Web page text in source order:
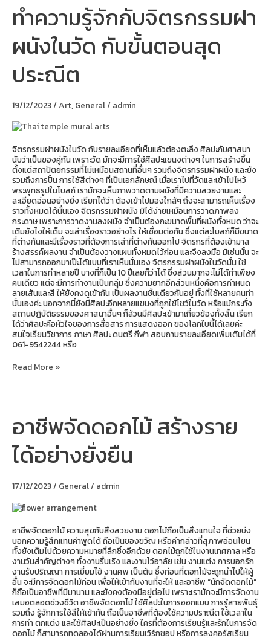
ทำความรู้จักกับจิตรกรรมฝา
ผนังในวัด กับขั้นตอนสุด
ประณีต
19/12/2023/Art, General/ admin
จิตรกรรมฝาผนังในวัด กับรายละเอียดที่เห็นแล้วต้องตะลึง ศิลปะกับศาสนา
นับว่าเป็นของคู่กัน เพราะวัด มักจะมีการใช้ศิลปะแขนงต่างๆ ในการสร้างขึ้น
ตั้งแต่สถาปัตยกรรมที่ไม่เหมือนสถานที่อื่นๆ รวมถึงจิตรกรรมฝาผนัง และยัง
รวมถึงการปั้น การใช้สีต่างๆ ที่เป็นเอกลักษณ์ เมื่อเราไปที่วัดและเข้าไปไหว้
พระพุทธรูปในโบสถ์ เรามักจะเห็นภาพวาดตามผนังที่มีความสวยงามและ
ละเอียดอ่อนอย่างยิ่ง เรียกได้ว่า ต้องเข้าไปมองใกล้ๆ ถึงจะสามารถเห็นเรื่อง
ราวทั้งหมดได้นั่นเอง จิตรกรรมฝาผนัง มิได้ง่ายเหมือนการวาดภาพลง
กระดาษ เพราะการวาดงานลงผนัง จำเป็นต้องกะขนาดพื้นที่ผนังทั้งหมด ว่าจะ
เติมยังไงให้เต็ม จะเล่าเรื่องราวอย่างไร ให้เชื่อมต่อกัน ซึ่งแต่ละโบสถ์ก็มีขนาด
ที่ต่างกันและมีเรื่องราวที่ต้องการเล่าที่ต่างกันออกไป จิตรกรที่ต้องเข้ามาส
ร้างสรรค์ผลงาน จำเป็นต้องวางแผนทั้งหมดไว้ก่อน และจึงลงมือ มิเช่นนั้น จะ
ไม่สามารถออกมาเป๊ะได้แบบที่เราเห็นนั่นเอง จิตรกรรมฝาผนังในวัดนั้น ใช้
เวลาในการทำหลายปี บางที่ก็เป็น 10 ปีเลยก็ว่าได้ ซึ่งส่วนมากจะไม่ได้ทำเพียง
คนเดียว แต่จะมีการทำงานเป็นกลุ่ม ซึ่งความยากอีกส่วนหนึ่งคือการกำหนด
ลายเส้นและสี ให้ยังคงดูเข้ากัน เป็นผลงานชิ้นเดียวกันอยู่ ทั้งที่ใช้หลายคนทำ
นั่นเองค่ะ นอกจากนี้ยังมีศิลปะอีกหลายแขนงที่ถูกใช้โชว์ในวัด หรือแม้กระทั่ง
สถานปฏิบัติธรรมของศาสนาอื่นๆ ก็ล้วนมีศิลปะเข้ามาเกี่ยวข้องทั้งสิ้น เรียก
ได้ว่าศิลปะคือหัวใจของการสื่อสาร การแสดงออก ของโลกใบนี้ได้เลยค่ะ
สนใจเรียนวิชาการ ภาษา ศิลปะ ดนตรี กีฬา สอบถามรายละเอียดเพิ่มเติมได้ที่
061-9542244 หรือ
ทำความ
รู้จัก
กับ
จิตรกรรม
ฝา
ใน
วัด
ขั้น
ตอน
สุด
ประณีต
Read More »
อาชีพจัดดอกไม้ สร้างราย
ได้อย่างยั่งยืน
17/12/2023/ General/ admin
อาชีพจัดดอกไม้ ความสุขกับสิ่งสวยงาม ดอกไม้ถือเป็นสิ่งแทนใจ ที่ช่วยบ่ง
บอกความรู้สึกแทนคำพูดได้ ถือเป็นของขวัญ หรือคำกล่าวที่สุภาพอ่อนโยน
ทั้งยังเต็มไปด้วยความหมายที่ลึกซึ้งอีกด้วย ดอกไม้ถูกใช้ในงานเทศกาล หรือ
งานวันสำคัญต่างๆ ทั้งงานรื่นเริง และงานไว้อาลัย เช่น งานแต่ง การบอกรัก
งานรับปริญญา การเยี่ยมไข้ งานศพ เป็นต้น ซึ่งก่อนที่ดอกไม้จะถูกนำไปให้ผู้
อื่น จะมีการจัดดอกไม้ก่อน เพื่อให้เข้ากับงานที่จะให้ และอาชีพ “นักจัดดอกไม้”
ก็ถือเป็นอาชีพที่มีมานาน และยังคงต้องมีอยู่ต่อไป เพราะเรามักจะมีการจัดงาน
เสมอตลอดช่วงชีวิต อาชีพจัดดอกไม้ ใช้ศิลปะในการออกแบบ การรู้สายพันธุ์
รวมถึง รู้จักการใช้สีให้เข้ากัน ถือเป็นอาชีพที่ต้องใช้ความปราณีต ใช้เวลาใน
การทำ ตกแต่ง และใช้ศิลปะเป็นอย่างยิ่ง ใครที่ต้องการเรียนรู้และรักในการจัด
ดอกไม้ ก็สามารถทดลองได้ผ่านการเรียนเวิร์กชอป หรือการลงคอร์สเรียน
จัด
ดอกไม้
สร้าง
ราย
ยั่งยืน